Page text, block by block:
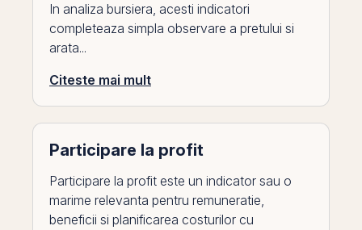
In analiza bursiera, acesti indicatori
completeaza simpla observare a pretului si
arata...
Citeste mai mult
Participare la profit
Participare la profit este un indicator sau o
marime relevanta pentru remuneratie,
beneficii si planificarea costurilor cu